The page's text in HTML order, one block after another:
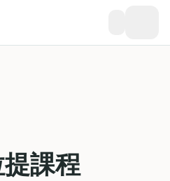
課程